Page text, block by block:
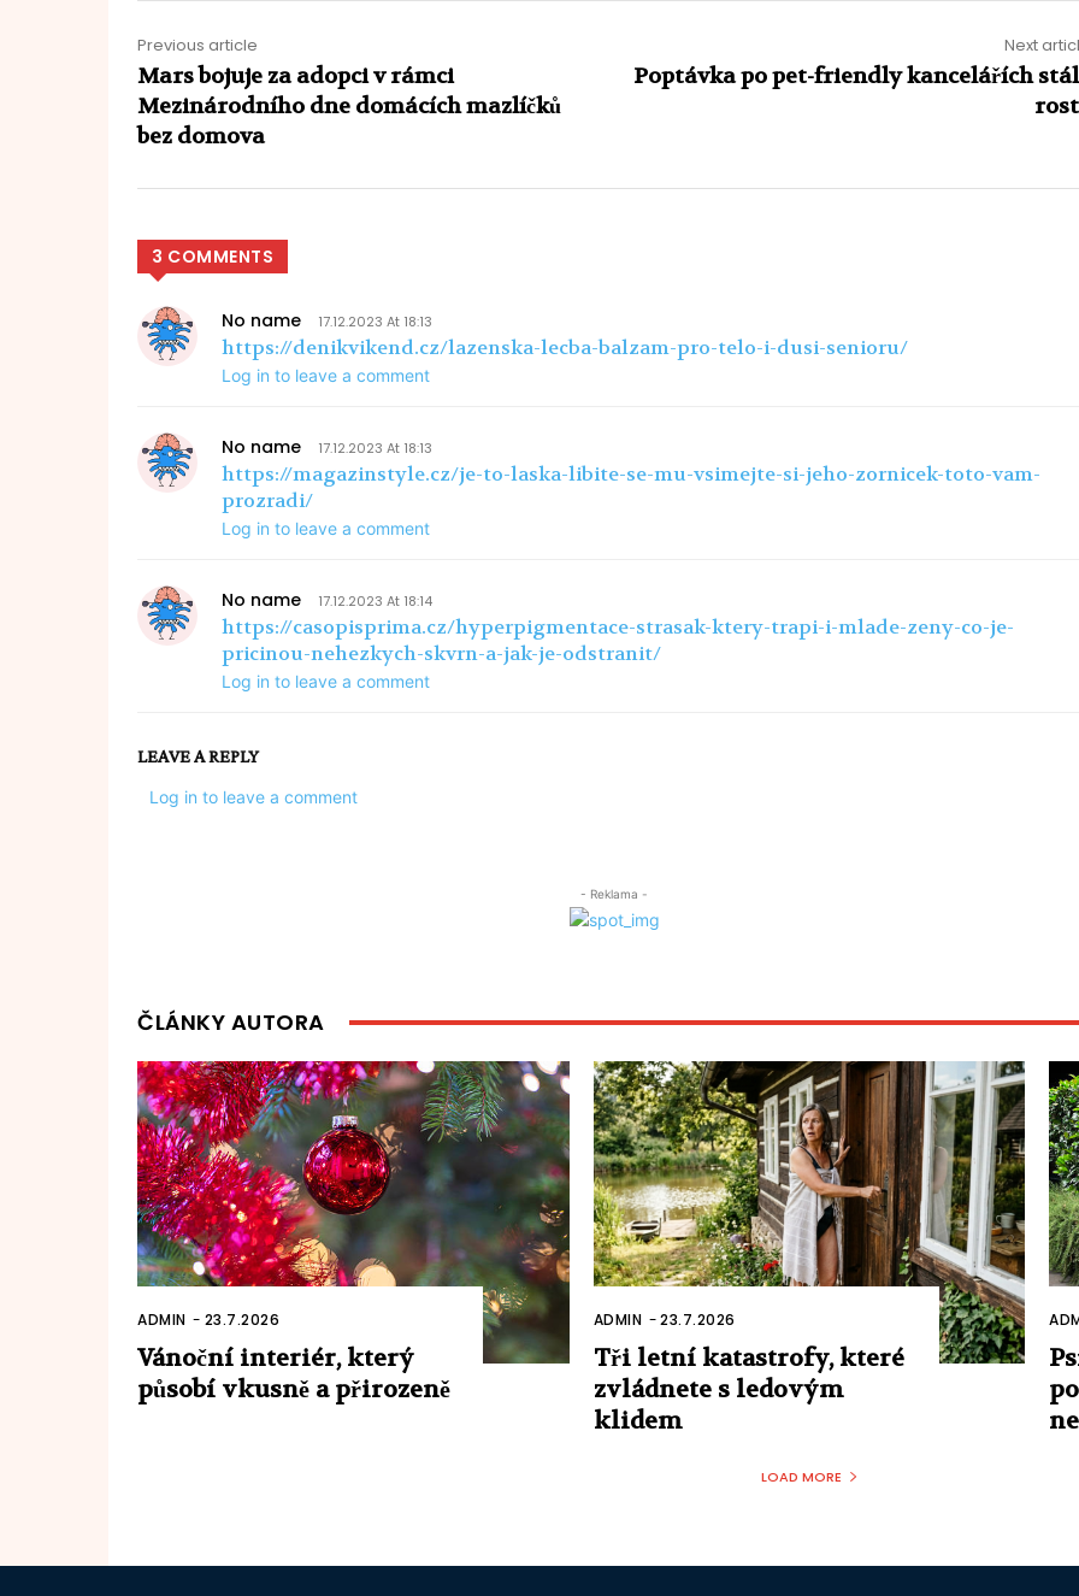
Previous article
Mars bojuje za adopci v rámci
Mezinárodního dne domácích mazlíčků
bez domova
Next
Poptávka po pet-friendly kancelářích
3 COMMENTS
No name 17.12.2023 At 18:13
https://denikvikend.cz/lazenska-lecba-balzam-pro-telo-i-dusi-senioru/
Log in to leave a comment
No name 17.12.2023 At 18:13
https://magazinstyle.cz/je-to-laska-libite-se-mu-vsimejte-si-jeho-zornicek-toto-vam-
prozradi/
Log in to leave a comment
No name 17.12.2023 At 18:14
https://casopisprima.cz/hyperpigmentace-strasak-ktery-trapi-i-mlade-zeny-co-je-
pricinou-nehezkych-skvrn-a-jak-je-odstranit/
Log in to leave a comment
LEAVE A REPLY
Log in to leave a comment
- Reklama -
ČLÁNKY AUTORA
ADMIN - 23.7.2026
Vánoční interiér, který
působí vkusně a přirozeně
ADMIN -23.7.2026
Tři letní katastrofy, které
zvládnete s ledovým
klidem
LOAD MORE